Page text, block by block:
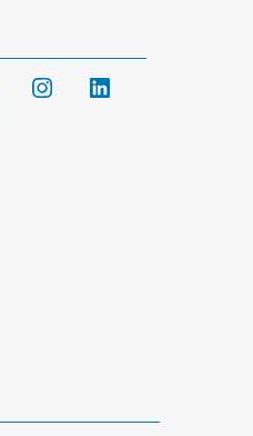
YouTube Instagram